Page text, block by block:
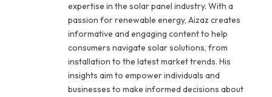
expertise in the solar panel industry. With a
passion for renewable energy, Aizaz creates
informative and engaging content to help
consumers navigate solar solutions, from
installation to the latest market trends. His
insights aim to empower individuals and
businesses to make informed decisions about